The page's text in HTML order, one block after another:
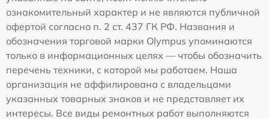
ознакомительный характер и не являются публичной
офертой согласно п. 2 ст. 437 ГК РФ. Названия и
обозначения торговой марки Olympus упоминаются
только в информационных целях — чтобы обозначить
перечень техники, с которой мы работаем. Наша
организация не аффилирована с владельцами
указанных товарных знаков и не представляет их
интересы. Все виды ремонтных работ выполняются